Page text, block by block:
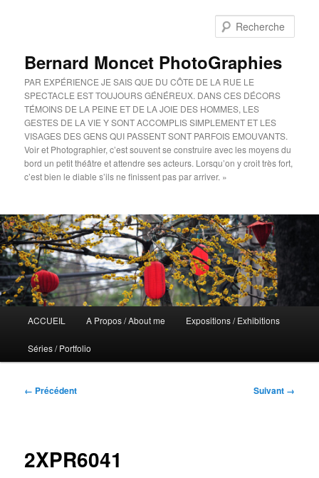
Bernard Moncet PhotoGraphies
PAR EXPÉRIENCE JE SAIS QUE DU CÔTE DE LA RUE LE
SPECTACLE EST TOUJOURS GÉNÉREUX. DANS CES DÉCORS
TÉMOINS DE LA PEINE ET DE LA JOIE DES HOMMES, LES
GESTES DE LA VIE Y SONT ACCOMPLIS SIMPLEMENT ET LES
VISAGES DES GENS QUI PASSENT SONT PARFOIS EMOUVANTS.
Voir et Photographier, c’est souvent se construire avec les moyens du
bord un petit théâtre et attendre ses acteurs. Lorsqu’on y croit très fort,
c’est bien le diable s’ils ne finissent pas par arriver. »
principal
ACCUEIL A Propos / About me Expositions / Exhibitions
Séries / Portfolio
Navigation
← Précédent Suivant →
2XPR6041